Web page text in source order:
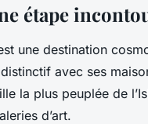
étape
une destination
avec ses
la plus peuplée de
d’art.